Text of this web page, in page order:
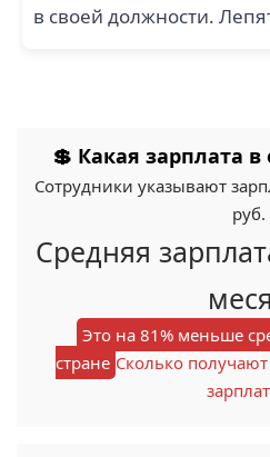
в своей должности.
💲 Какая зарплата в
Сотрудники указывают
руб.
Средняя
Это на 81% меньше
стране Сколько получают